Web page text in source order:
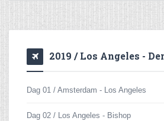
2019 / Los Angeles -
Dag 01 / Amsterdam - Los Angeles
Dag 02 / Los Angeles - Bishop